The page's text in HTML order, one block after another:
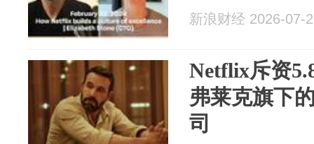
新浪财经 2026-07-
Netflix斥资
弗莱克旗下
司